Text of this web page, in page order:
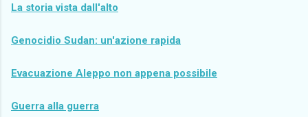
La storia vista dall'alto
Genocidio Sudan: un'azione rapida
Evacuazione Aleppo non appena possibile
Guerra alla guerra